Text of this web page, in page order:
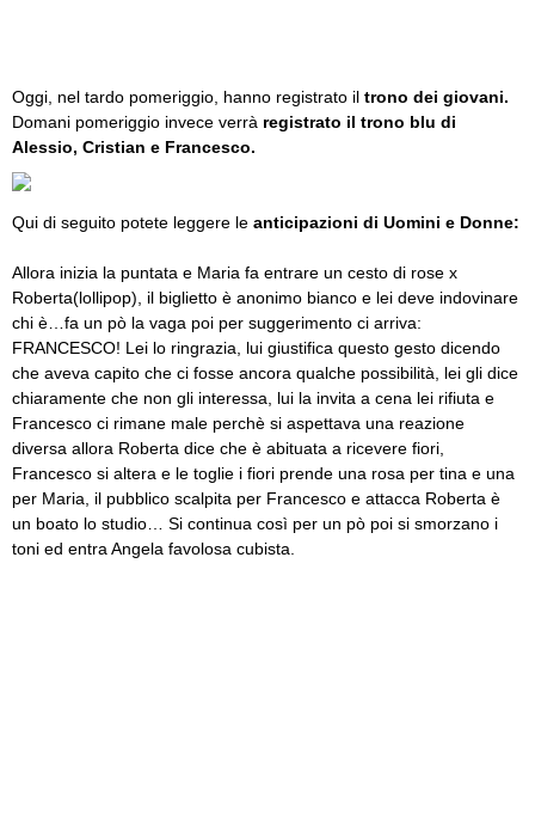
Oggi, nel tardo pomeriggio, hanno registrato il trono dei giovani.
Domani pomeriggio invece verrà registrato il trono blu di
Alessio, Cristian e Francesco.
Qui di seguito potete leggere le anticipazioni di Uomini e Donne:
Allora inizia la puntata e Maria fa entrare un cesto di rose x
Roberta(lollipop), il biglietto è anonimo bianco e lei deve indovinare
chi è…fa un pò la vaga poi per suggerimento ci arriva:
FRANCESCO! Lei lo ringrazia, lui giustifica questo gesto dicendo
che aveva capito che ci fosse ancora qualche possibilità, lei gli dice
chiaramente che non gli interessa, lui la invita a cena lei rifiuta e
Francesco ci rimane male perchè si aspettava una reazione
diversa allora Roberta dice che è abituata a ricevere fiori,
Francesco si altera e le toglie i fiori prende una rosa per tina e una
per Maria, il pubblico scalpita per Francesco e attacca Roberta è
un boato lo studio… Si continua così per un pò poi si smorzano i
toni ed entra Angela favolosa cubista.